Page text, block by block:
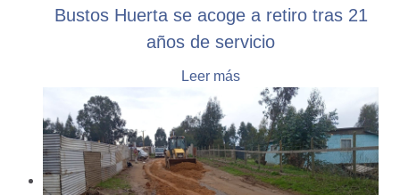
Bustos Huerta se acoge a retiro tras 21
años de servicio
Leer más